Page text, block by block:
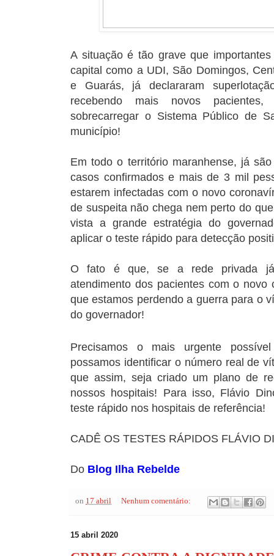
A situação é tão grave que
capital como a UDI, São Domingos,
e Guarás, já declararam
recebendo mais novos
sobrecarregar o Sistema Público de
município!
Em todo o território maranhense, já
casos confirmados e mais de 3 mil
estarem infectadas com o novo
de suspeita não chega nem perto do
vista a grande estratégia do
aplicar o teste rápido para detecção
O fato é que, se a rede privada
atendimento dos pacientes com o novo
que estamos perdendo a guerra para o
do governador!
Precisamos o mais urgente
possamos identificar o número real de
que assim, seja criado um plano de
nossos hospitais! Para isso, Flávio
teste rápido nos hospitais de referência!
CADÊ OS TESTES RÁPIDOS FLÁVIO
Do Blog Ilha Rebelde
on 17 abril Nenhum comentário:
15 abril 2020